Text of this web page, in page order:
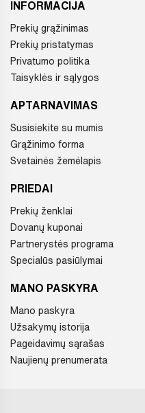
INFORMACIJA
Prekių grąžinimas
Prekių pristatymas
Privatumo politika
Taisyklės ir sąlygos
APTARNAVIMAS
Susisiekite su mumis
Grąžinimo forma
Svetainės žemėlapis
PRIEDAI
Prekių ženklai
Dovanų kuponai
Partnerystės programa
Specialūs pasiūlymai
MANO PASKYRA
Mano paskyra
Užsakymų istorija
Pageidavimų sąrašas
Naujienų prenumerata